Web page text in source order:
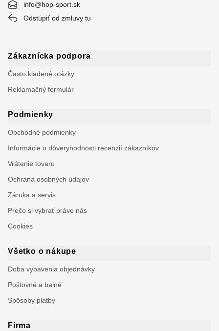
info@hop-sport.sk
Odstúpiť od zmluvy tu
Zákaznícka podpora
Často kladené otázky
Reklamačný formulár
Podmienky
Obchodné podmienky
Informácie o dôveryhodnosti recenzií zákazníkov
Vrátenie tovaru
Ochrana osobných údajov
Záruka a servis
Prečo si vybrať práve nás
Cookies
Všetko o nákupe
Doba vybavenia objednávky
Poštovné a balné
Spôsoby platby
Firma